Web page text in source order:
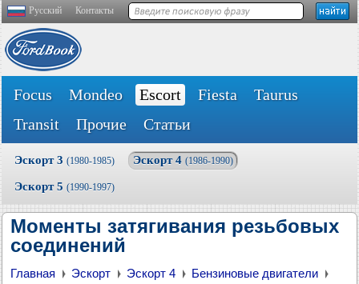
Русский Контакты
Focus Mondeo Escort Fiesta
Taurus
Transit
Прочие Статьи
Эскорт 3 (1980-1985) Эскорт 4 (1986-1990)
Эскорт 5 (1990-1997)
Моменты затягивания резьбовых
соединений
Главная Эскорт Эскорт 4
Бензиновые двигатели